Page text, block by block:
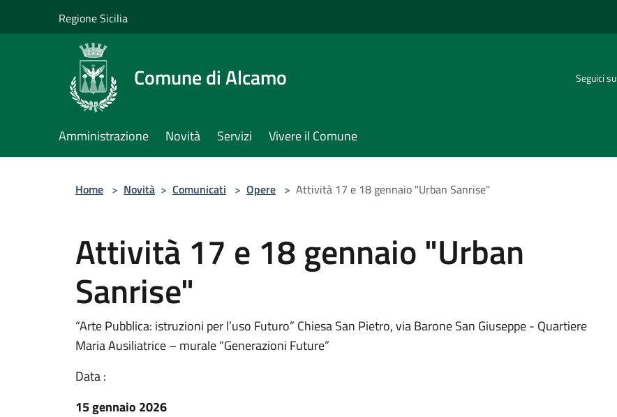
Regione Sicilia
Comune di Alcamo Seguici su
Amministrazione Novità Servizi Vivere il Comune
Home > Novità > Comunicati > Opere > Attività 17 e 18 gennaio "Urban Sanrise"
Attività 17 e 18 gennaio "Urban
Sanrise"
“Arte Pubblica: istruzioni per l’uso Futuro” Chiesa San Pietro, via Barone San Giuseppe - Quartiere
Maria Ausiliatrice – murale “Generazioni Future”
Data :
15 gennaio 2026